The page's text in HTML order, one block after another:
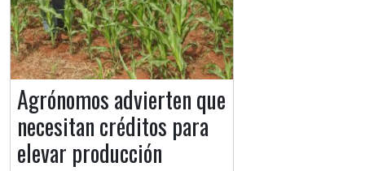
Agrónomos advierten que
necesitan créditos para
elevar producción